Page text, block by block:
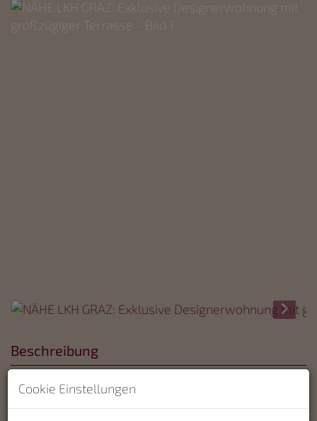
Beschreibung
Stilvolles Wohnen mit
Cookie Einstellungen